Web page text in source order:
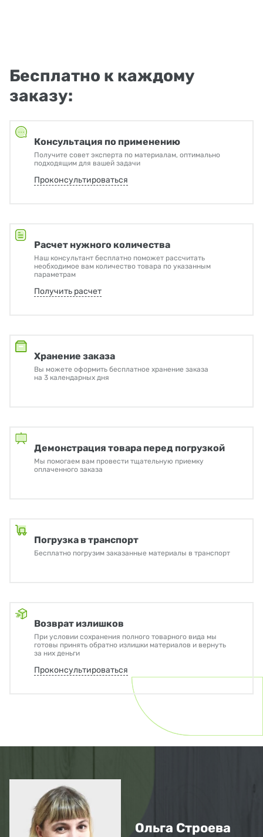
Бесплатно к каждому
заказу:
Консультация по применению
Получите совет эксперта по материалам, оптимально
подходящим для вашей задачи
Проконсультироваться
Расчет нужного количества
Наш консультант бесплатно поможет рассчитать
необходимое вам количество товара по указанным
параметрам
Получить расчет
Хранение заказа
Вы можете оформить бесплатное хранение заказа
на 3 календарных дня
Демонстрация товара перед погрузкой
Мы помогаем вам провести тщательную приемку
оплаченного заказа
Погрузка в транспорт
Бесплатно погрузим заказанные материалы в транспорт
Возврат излишков
При условии сохранения полного товарного вида мы
готовы принять обратно излишки материалов и вернуть
за них деньги
Проконсультироваться
Ольга Строева